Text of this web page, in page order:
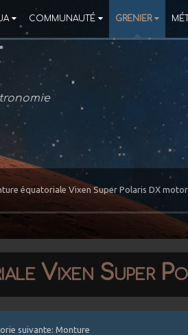
COMMUNAUTÉ GRENIER
équatoriale Vixen Super Polaris DX
Vixen Super
suivante: Monture